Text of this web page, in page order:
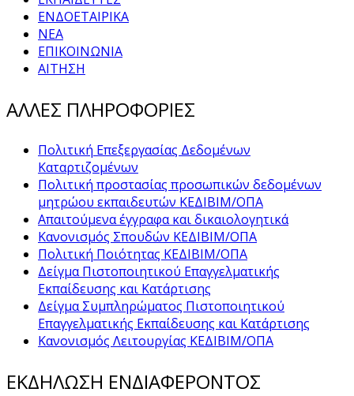
ΕΝΔΟΕΤΑΙΡΙΚΑ
ΝΕΑ
ΕΠΙΚΟΙΝΩΝΙΑ
ΑΙΤΗΣΗ
ΑΛΛΕΣ ΠΛΗΡΟΦΟΡΙΕΣ
Πολιτική Επεξεργασίας Δεδομένων
Καταρτιζομένων
Πολιτική προστασίας προσωπικών δεδομένων
μητρώου εκπαιδευτών ΚΕΔΙΒΙΜ/ΟΠΑ
Απαιτούμενα έγγραφα και δικαιολογητικά
Κανονισμός Σπουδών ΚΕΔΙΒΙΜ/ΟΠΑ
Πολιτική Ποιότητας ΚΕΔΙΒΙΜ/ΟΠΑ
Δείγμα Πιστοποιητικού Επαγγελματικής
Εκπαίδευσης και Κατάρτισης
Δείγμα Συμπληρώματος Πιστοποιητικού
Επαγγελματικής Εκπαίδευσης και Κατάρτισης
Κανονισμός Λειτουργίας ΚΕΔΙΒΙΜ/ΟΠΑ
ΕΚΔΗΛΩΣΗ ΕΝΔΙΑΦΕΡΟΝΤΟΣ